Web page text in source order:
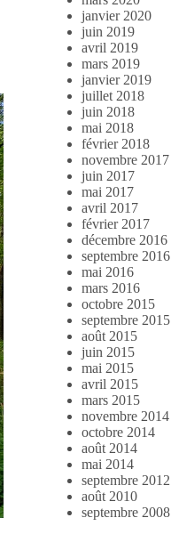
janvier 2020
juin 2019
avril 2019
mars 2019
janvier 2019
juillet 2018
juin 2018
mai 2018
février 2018
novembre 2017
juin 2017
mai 2017
avril 2017
février 2017
décembre 2016
septembre 2016
mai 2016
mars 2016
octobre 2015
septembre 2015
août 2015
juin 2015
mai 2015
avril 2015
mars 2015
novembre 2014
octobre 2014
août 2014
mai 2014
septembre 2012
août 2010
septembre 2008